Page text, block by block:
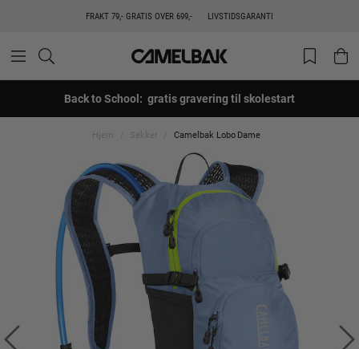
FRAKT 79,- GRATIS OVER 699,- LIVSTIDSGARANTI
Back to School: gratis gravering til skolestart
Hjem Sekker Camelbak Lobo Dame